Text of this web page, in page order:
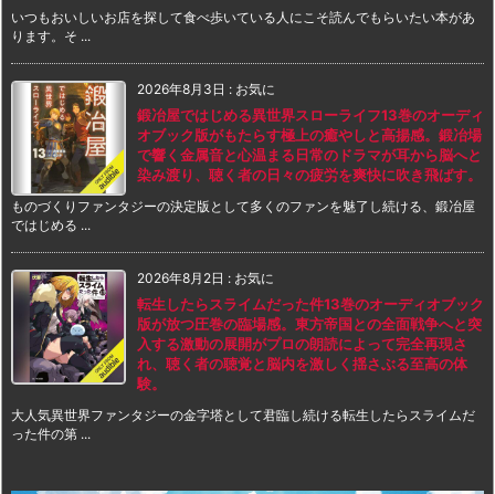
いつもおいしいお店を探して食べ歩いている人にこそ読んでもらいたい本があ
ります。そ ...
2026年8月3日 : お気に
鍛冶屋ではじめる異世界スローライフ13巻のオーディ
オブック版がもたらす極上の癒やしと高揚感。鍛冶場
で響く金属音と心温まる日常のドラマが耳から脳へと
染み渡り、聴く者の日々の疲労を爽快に吹き飛ばす。
ものづくりファンタジーの決定版として多くのファンを魅了し続ける、鍛冶屋
ではじめる ...
2026年8月2日 : お気に
転生したらスライムだった件13巻のオーディオブック
版が放つ圧巻の臨場感。東方帝国との全面戦争へと突
入する激動の展開がプロの朗読によって完全再現さ
れ、聴く者の聴覚と脳内を激しく揺さぶる至高の体
験。
大人気異世界ファンタジーの金字塔として君臨し続ける転生したらスライムだ
った件の第 ...